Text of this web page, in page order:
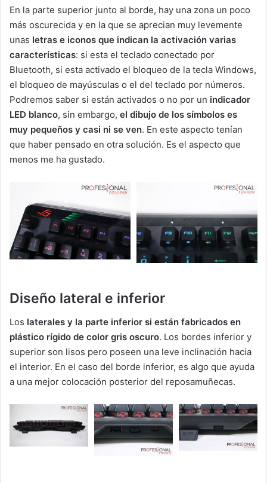
En la parte superior junto al borde, hay una zona un poco
más oscurecida y en la que se aprecian muy levemente
unas letras e iconos que indican la activación varias
características: si esta el teclado conectado por
Bluetooth, si esta activado el bloqueo de la tecla Windows,
el bloqueo de mayúsculas o el del teclado por números.
Podremos saber si están activados o no por un indicador
LED blanco, sin embargo, el dibujo de los símbolos es
muy pequeños y casi ni se ven. En este aspecto tenían
que haber pensado en otra solución. Es el aspecto que
menos me ha gustado.
Diseño lateral e inferior
Los laterales y la parte inferior si están fabricados en
plástico rígido de color gris oscuro. Los bordes inferior y
superior son lisos pero poseen una leve inclinación hacia
el interior. En el caso del borde inferior, es algo que ayuda
a una mejor colocación posterior del reposamuñecas.